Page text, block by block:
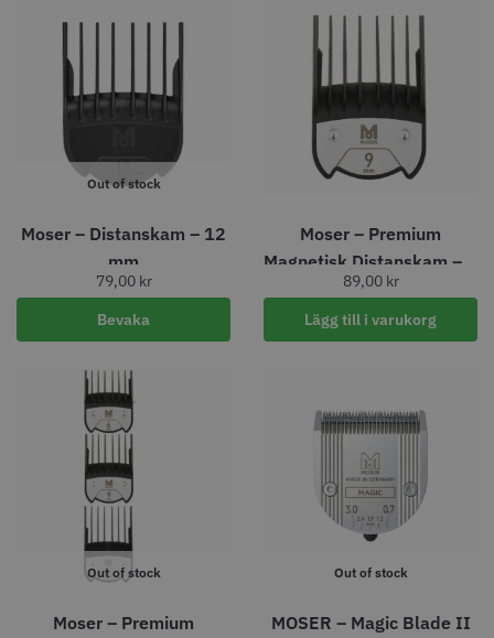
Out of stock
Moser – Distanskam – 12
mm
79,00 kr
Bevaka
Moser – Premium
Magnetisk Distanskam – 9
mm
89,00 kr
Lägg till i varukorg
Out of stock
Moser – Premium
Out of stock
MOSER – Magic Blade II
Kyone Vintage Zero Trimmer
799.00 kr
Info Köp
Comair combiclips 95 mm svart -
100.00 kr
Info
JRL - FreshFade 2020C, Gold
1599.00 kr
Info Köp